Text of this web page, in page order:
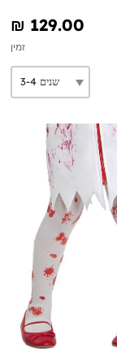
₪‎ 129.00
זמין